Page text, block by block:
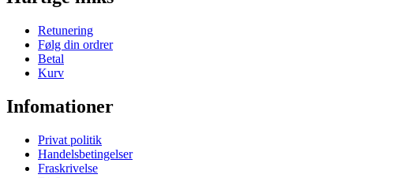
Retunering
Følg din ordrer
Betal
Kurv
Infomationer
Privat politik
Handelsbetingelser
Fraskrivelse